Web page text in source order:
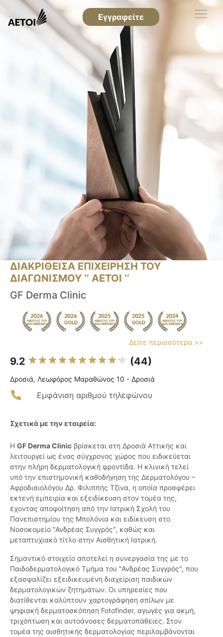
Εγγραφείτε
ΔΙΑΚΡΙΘΕΙΣΑ ΕΠΙΧΕΙΡΗΣΗ ΤΟΥ
ΔΙΑΓΩΝΙΣΜΟΥ ‘’ ΑΕΤΟΙ ‘’
GF Derma Clinic
Δείτε περισσότερα >>
9.2 (44)
Δροσιά, Λεωφόρος Μαραθώνος 10 - Δροσιά
Εμφάνιση αριθμού τηλεφώνου
Σχετικά με την εταιρεία:
Η GF Derma Clinic βρίσκεται στη Δροσιά Αττικής και
λειτουργεί ως ένας σύγχρονος χώρος που ειδικεύεται
στην πλήρη δερματολογική φροντίδα. Η κλινική τελεί
υπό την επιστημονική καθοδήγηση της Δερματολόγου –
Αφροδισιολόγου Δρ. Φιλιππής Τζίνα, η οποία προσφέρει
εκτενή εμπειρία και εξειδίκευση στον τομέα της,
έχοντας αποφοίτηση από την Ιατρική Σχολή του
Πανεπιστημίου της Μπολόνια και ειδίκευση στο
Νοσοκομείο "Ανδρέας Συγγρός", καθώς και
μεταπτυχιακό τίτλο στην Αισθητική Ιατρική.
Σημαντικό στοιχείο αποτελεί η συνεργασία της με το
Παιδοδερματολογικό Τμήμα του "Ανδρέας Συγγρός", που
εξασφαλίζει εξειδικευμένη διαχείριση παιδικών
δερματολογικών ζητημάτων. Οι υπηρεσίες που
διατίθενται καλύπτουν χαρτογράφηση σπίλων με
ψηφιακή δερματοσκόπηση Fotofinder, αγωγές για ακμή,
τριχόπτωση και αυτοάνοσες δερματοπάθειες. Στον
τομέα της αισθητικής δερματολογίας περιλαμβάνονται